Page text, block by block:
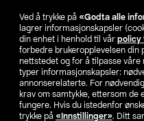
Ved å trykke på «Godta alle
lagrer informasjonskapsler
din enhet i henhold til vår policy
forbedre brukeropplevelsen din
nettstedet og for å tilpasse
typer informasjonskapsler:
annonserelaterte. For
krav om samtykke, ettersom de
fungere. Hvis du istedenfor
trykke på «Innstillinger». Ditt
SE